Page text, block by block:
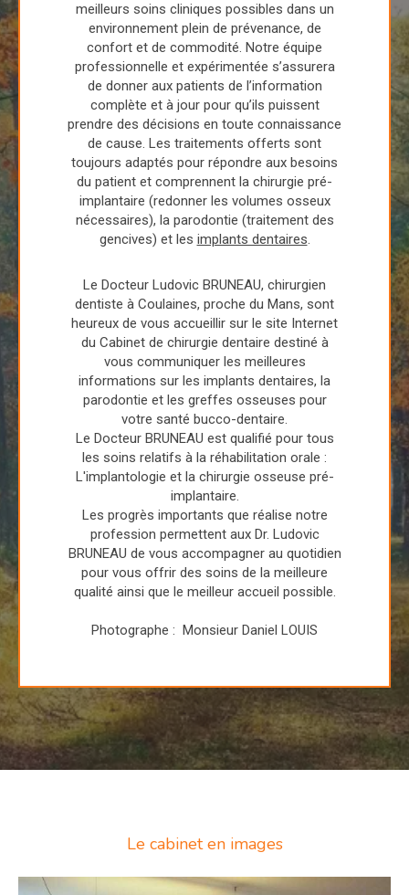
meilleurs soins cliniques possibles dans un
environnement plein de prévenance, de
confort et de commodité. Notre équipe
professionnelle et expérimentée s’assurera
de donner aux patients de l’information
complète et à jour pour qu’ils puissent
prendre des décisions en toute connaissance
de cause. Les traitements offerts sont
toujours adaptés pour répondre aux besoins
du patient et comprennent la chirurgie pré-
implantaire (redonner les volumes osseux
nécessaires), la parodontie (traitement des
gencives) et les implants dentaires.
Le Docteur Ludovic BRUNEAU, chirurgien
dentiste à Coulaines, proche du Mans, sont
heureux de vous accueillir sur le site Internet
du Cabinet de chirurgie dentaire destiné à
vous communiquer les meilleures
informations sur les implants dentaires, la
parodontie et les greffes osseuses pour
votre santé bucco-dentaire.
Le Docteur BRUNEAU est qualifié pour tous
les soins relatifs à la réhabilitation orale :
L'implantologie et la chirurgie osseuse pré-
implantaire.
Les progrès importants que réalise notre
profession permettent aux Dr. Ludovic
BRUNEAU de vous accompagner au quotidien
pour vous offrir des soins de la meilleure
qualité ainsi que le meilleur accueil possible.
Photographe : Monsieur Daniel LOUIS
Le cabinet en images